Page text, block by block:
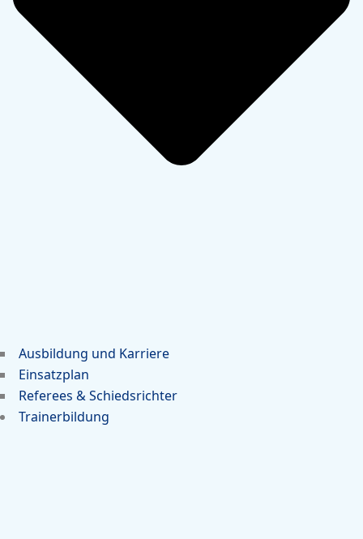
Ausbildung und Karriere
Einsatzplan
Referees & Schiedsrichter
Trainerbildung